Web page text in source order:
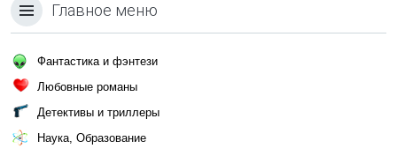
Главное меню
Фантастика и фэнтези
Любовные романы
Детективы и триллеры
Наука, Образование